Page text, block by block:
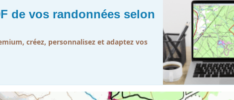
de vos randonnées selon
créez, personnalisez et adaptez vos